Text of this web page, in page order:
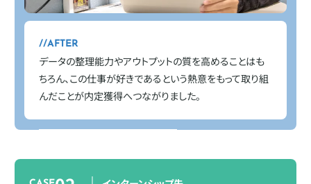
AFTER
データの整理能力やアウトプットの質を高めることはも
ちろん、この仕事が好きであるという熱意をもって取り組
んだことが内定獲得へつながりました。